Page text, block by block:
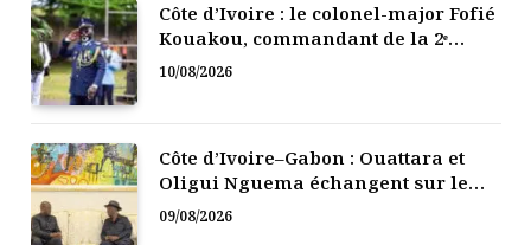
Côte d’Ivoire : le colonel-major Fofié
Kouakou, commandant de la 2ᵉ
Région militaire, est décédé
10/08/2026
Côte d’Ivoire–Gabon : Ouattara et
Oligui Nguema échangent sur le
renforcement de la coopération
bilatérale
09/08/2026